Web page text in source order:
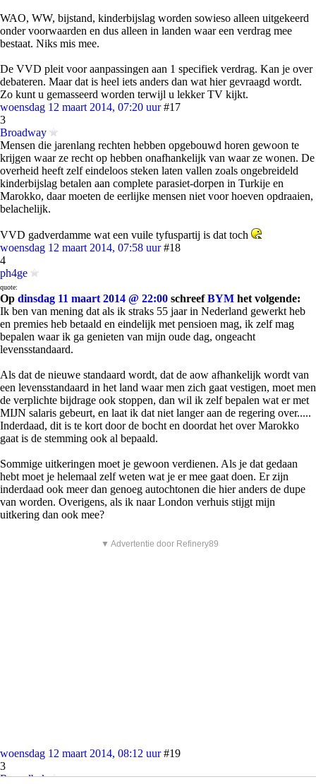
WAO, WW, bijstand, kinderbijslag worden sowieso alleen uitgekeerd
onder voorwaarden en dus alleen in landen waar een verdrag mee
bestaat. Niks mis mee.
De VVD pleit voor aanpassingen aan 1 specifiek verdrag. Kan je over
debateren. Maar dat is heel iets anders dan wat hier gevraagd wordt.
Zo kunt u gemasseerd worden terwijl u lekker TV kijkt.
woensdag 12 maart 2014, 07:20 uur #17
3
Broadway
Mensen die jarenlang rechten hebben opgebouwd horen gewoon te
krijgen waar ze recht op hebben onafhankelijk van waar ze wonen. De
overheid heeft zelf eindeloos steken laten vallen zoals ongebreideld
kinderbijslag betalen aan complete parasiet-dorpen in Turkije en
Marokko, daar moeten de eerlijke mensen niet voor hoeven opdraaien,
belachelijk.
VVD gadverdamme wat een vuile tyfuspartij is dat toch
woensdag 12 maart 2014, 07:58 uur #18
4
ph4ge
quote:
Op dinsdag 11 maart 2014 @ 22:00 schreefBYM het volgende:
Ik ben van mening dat als ik straks 55 jaar in Nederland gewerkt heb
en premies heb betaald en eindelijk met pensioen mag, ik zelf mag
bepalen waar ik ga genieten van mijn oude dag, ongeacht
levensstandaard.
Als dat de nieuwe standaard wordt, dat de aow afhankelijk wordt van
een levensstandaard in het land waar men zich gaat vestigen, moet men
de verplichte bijdrage ook stoppen, dan wil ik zelf bepalen wat er met
MIJN salaris gebeurt, en laat ik dat niet langer aan de regering over.....
Inderdaad, dit is te kort door de bocht en doordat het over Marokko
gaat is de stemming ook al bepaald.
Sommige uitkeringen moet je gewoon verdienen. Als je dat gedaan
hebt moet je helemaal zelf weten wat je er mee gaat doen. Er zijn
inderdaad ook meer dan genoeg autochtonen die hier anders de dupe
van worden. Overigens, als ik naar London verhuis stijgt mijn
uitkering dan ook mee?
▼ Advertentie door Refinery89
woensdag 12 maart 2014, 08:12 uur #19
3
Reuzelbek